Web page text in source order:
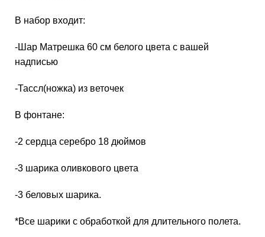
В набор входит:
-Шар Матрешка 60 см белого цвета с вашей
надписью
-Тассл(ножка) из веточек
В фонтане:
-2 сердца серебро 18 дюймов
-3 шарика оливкового цвета
-3 беловых шарика.
*Все шарики с обработкой для длительного полета.